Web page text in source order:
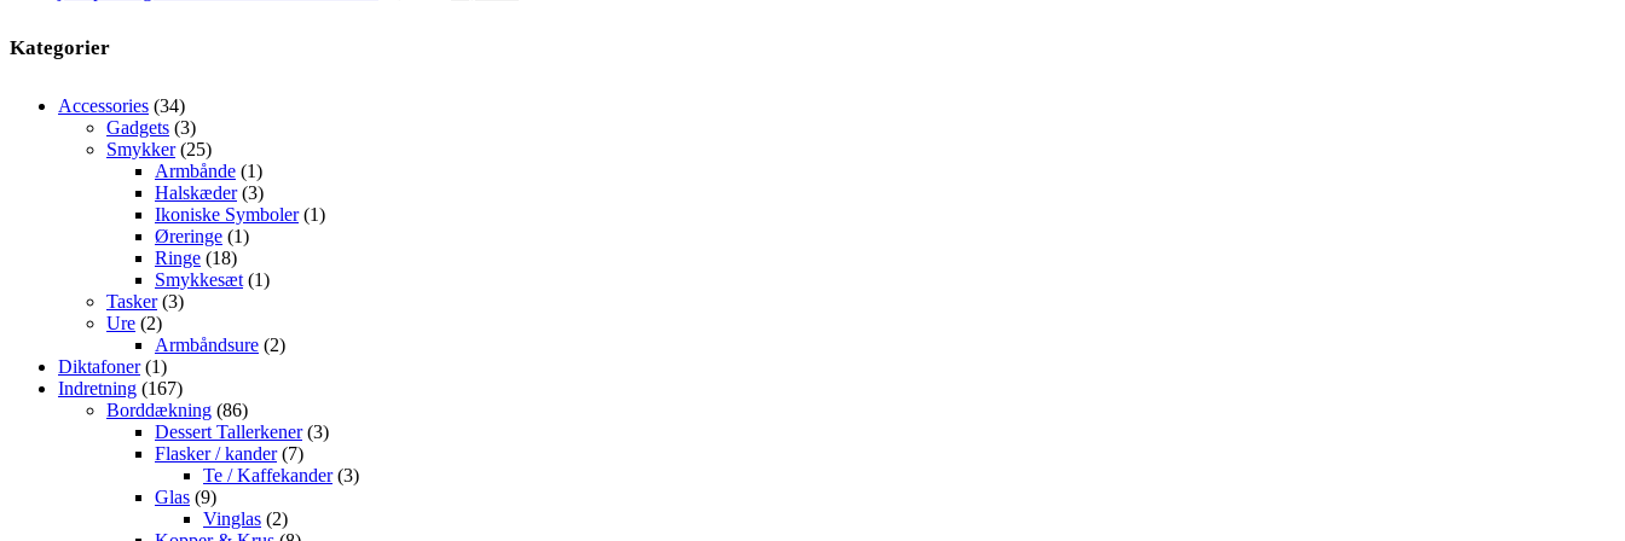
Kategorier
Accessories 3434
varer
Gadgets 33
varer
Smykker 2525
varer
Armbånde 11
vare
Halskæder 33
varer
Ikoniske Symboler 11
Øreringe 11
Ringe 1818
varer
Smykkesæt 11
Tasker 33
Ure 22
varer
Armbåndsure 22
Diktafoner 11
vare
Indretning 167167
varer
Borddækning 8686
varer
Dessert Tallerkener 33
Flasker / kander 77
varer
Te / Kaffekander 33
Glas 99
varer
Vinglas 22